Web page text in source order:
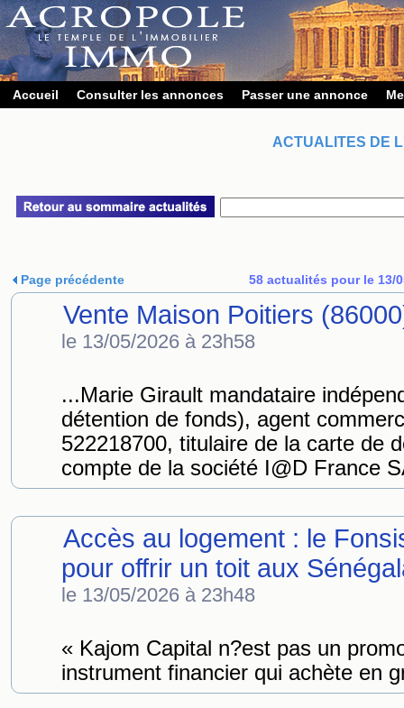
Accueil Consulter les annonces Passer une annonce
ACTUALITES DE
Page précédente 58 actualités pour le 13/
Vente Maison Poitiers
le 13/05/2026 à 23h58
...Marie Girault mandataire
détention de fonds), agent
522218700, titulaire de la carte de
compte de la société I@D France
Accès au logement : le
pour offrir un toit aux
le 13/05/2026 à 23h48
« Kajom Capital n?est pas un
instrument financier qui achète en